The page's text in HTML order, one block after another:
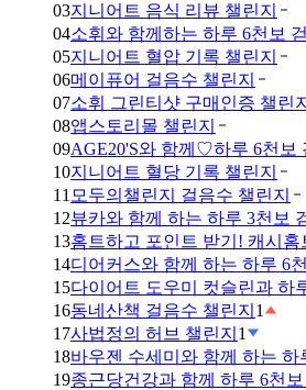
03지니어트 음식 리뷰 챌린지
04소휘와 함께하는 하루 6천보
05지니어트 혈압 기록 챌린지
06메이퓨어 걸음수 챌린지
07소휘 그린티샷 구매인증 챌린지
08앱스토리몰 챌린지
09AGE20'S와 함께♡하루 6천보
10지니어트 혈당 기록 챌린지
11 모두의챌린지 걸음수 챌린지
12뷰카와 함께 하는 하루 3천보
13홈트하고 포인트 받기! 캐시홈
14디어커스와 함께 하는 하루 6
15다이어트 도우미 컷슬린과 하
16동네산책 걸음수 챌린지 1
17사법정의 허브 챌린지 1
18바우젠 수세미와 함께 하는 하
19종근당건강과 함께 하루 6천